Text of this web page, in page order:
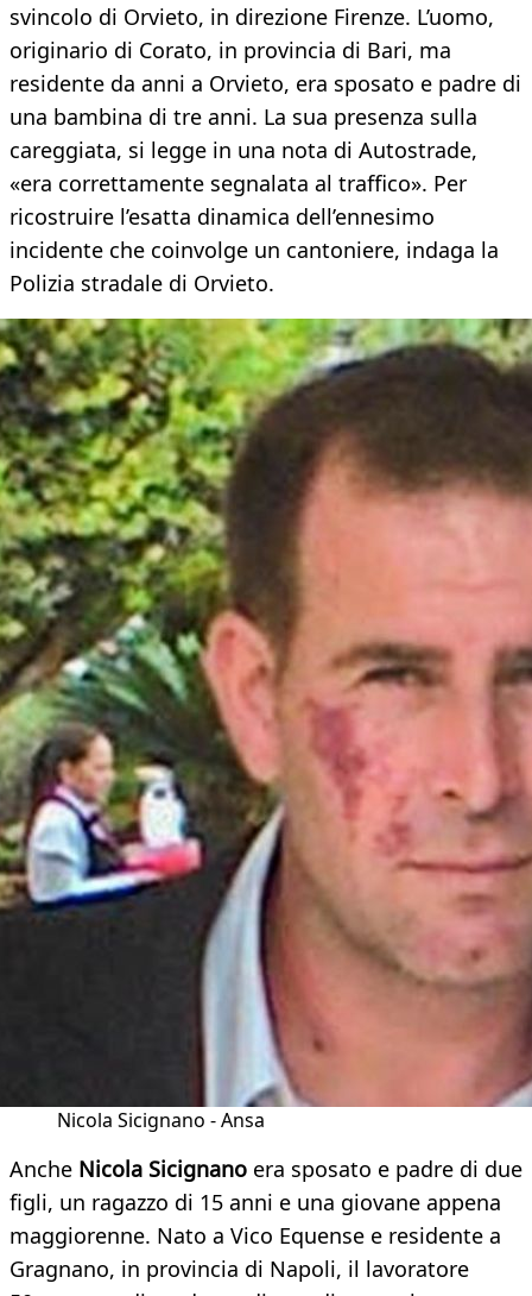
svincolo di Orvieto, in direzione Firenze. L’uomo,
originario di Corato, in provincia di Bari, ma
residente da anni a Orvieto, era sposato e padre di
una bambina di tre anni. La sua presenza sulla
careggiata, si legge in una nota di Autostrade,
«era correttamente segnalata al traffico». Per
ricostruire l’esatta dinamica dell’ennesimo
incidente che coinvolge un cantoniere, indaga la
Polizia stradale di Orvieto.
Nicola Sicignano - Ansa
Anche Nicola Sicignano era sposato e padre di due
figli, un ragazzo di 15 anni e una giovane appena
maggiorenne. Nato a Vico Equense e residente a
Gragnano, in provincia di Napoli, il lavoratore